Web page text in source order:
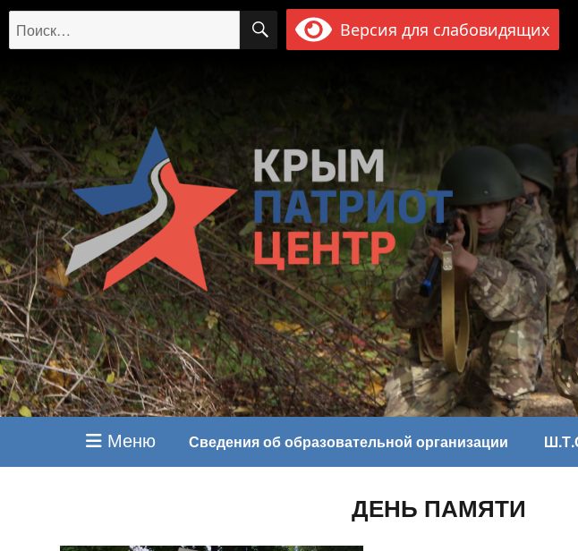
Искать: ПОИСК
Версия для слабовидящих
Меню Сведения об образовательной организации
ДЕНЬ ПАМЯТИ